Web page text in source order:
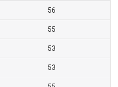
56
55
53
53